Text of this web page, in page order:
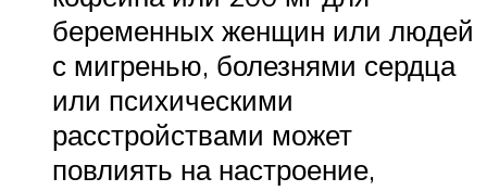
беременных женщин или людей
с мигренью, болезнями сердца
или психическими
расстройствами может
повлиять на настроение,